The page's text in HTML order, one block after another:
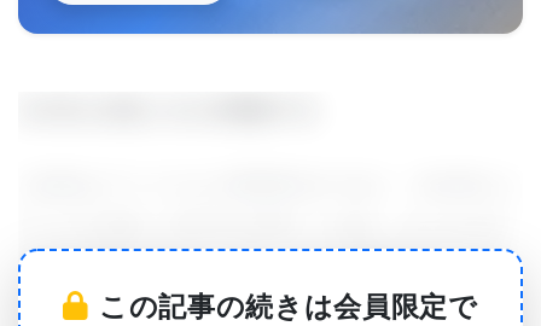
齢層に影響を及ぼす。特に、右心室機能不全（right
ventricular dysfunction） は、先天性心疾患を持つ
この記事の続きは会員限定で